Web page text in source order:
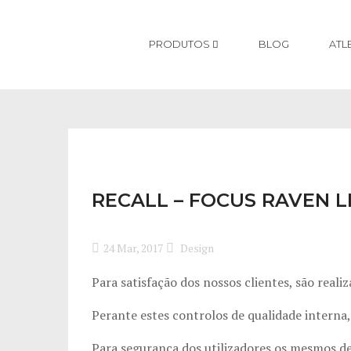
PRODUTOS BLOG
RECALL – FOCUS RAVEN
24 Mar, 2017 Design
Para satisfação dos nossos clientes, são
Perante estes controlos de qualidade